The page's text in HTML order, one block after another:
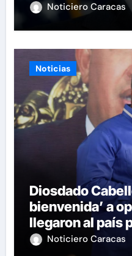
Noticiero Caracas
Noticias
Diosdado
bienvenida’ a
llegaron al país
gobierno
Noticiero Caracas